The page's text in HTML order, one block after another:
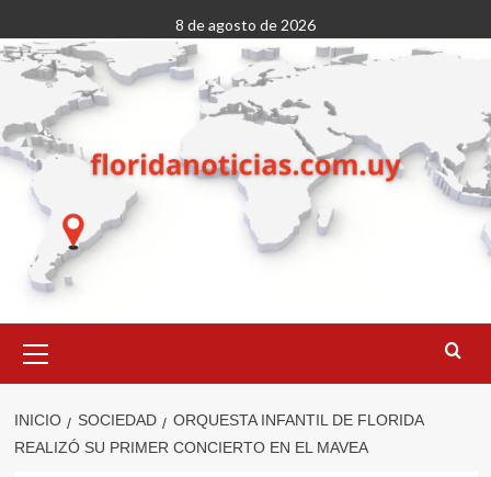
al
contenido
8 de agosto de 2026
primario
INICIO SOCIEDAD
ORQUESTA INFANTIL DE FLORIDA
REALIZÓ SU PRIMER CONCIERTO EN EL MAVEA